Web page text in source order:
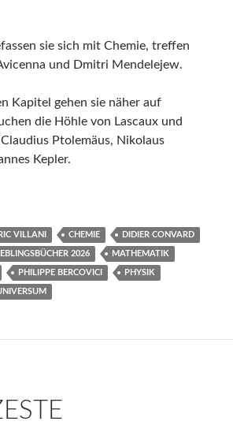
sie sich mit Chemie, treffen
und Dmitri Mendelejew.
Kapitel gehen sie näher auf
die Höhle von Lascaux und
Ptolemäus, Nikolaus
Kepler.
Zufall – die unglaubliche Geschichte
VILLANI CHEMIE DIDIER CONVARD
2026 MATHEMATIK
PHILIPPE BERCOVICI PHYSIK